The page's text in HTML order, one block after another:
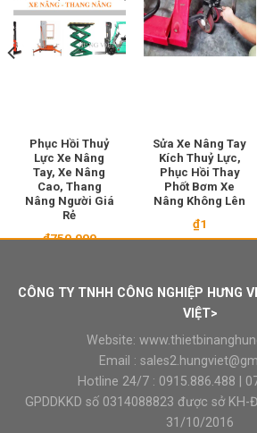
Phục Hồi Thuỷ
Lực Xe Nâng
Tay, Xe Nâng
Cao, Thang
Nâng Người Giá
Rẻ
₫750.000
Sửa Xe Nâng Tay
Kích Thuỷ Lực,
Phục Hồi Thay
Phốt Bơm Xe
Nâng Không Lên
₫1
CÔNG TY TNHH CÔNG NGHIỆP HƯNG
VIỆT>
Website:
Email :
Hotline 24/7 : 0915.886.488
GPDDKKD số 0314088823 được sở KH-
31/10/2016